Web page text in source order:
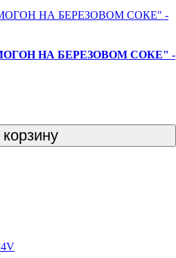
НА БЕРЕЗОВОМ СОКЕ" -